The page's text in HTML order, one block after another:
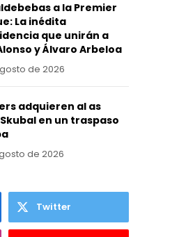
a la Premier
La inédita
que unirán a
y Álvaro Arbeloa
de 2026
adquieren al as
en un traspaso
de 2026
Twitter